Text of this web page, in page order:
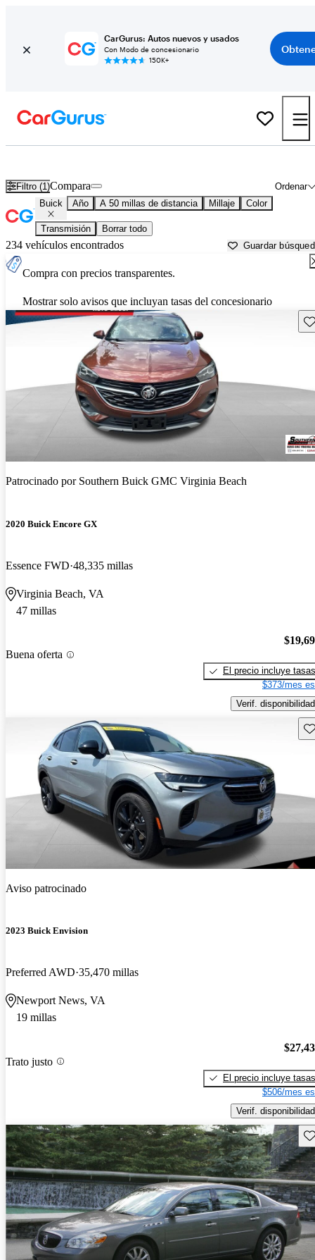
CarGurus: Autos nuevos y usados
Con Modo de concesionario
150K+
Filtro (1) Ordenar
Compara
Buick Año A 50 millas de distancia Millaje Color
Transmisión Borrar todo
234 vehículos encontrados Guardar
Compra con precios transparentes.
Mostrar solo avisos que incluyan tasas del concesionario
Patrocinado por Southern Buick GMC Virginia Beach
2020 Buick Encore GX
Essence FWD 48,335 millas
Virginia Beach, VA
47 millas
Buena oferta
El precio incluye tasas
$373/mes
Verif. disponibilidad
Aviso patrocinado
2023 Buick Envision
Preferred AWD 35,470 millas
Newport News, VA
19 millas
Trato justo
El precio incluye tasas
$506/mes
Verif. disponibilidad